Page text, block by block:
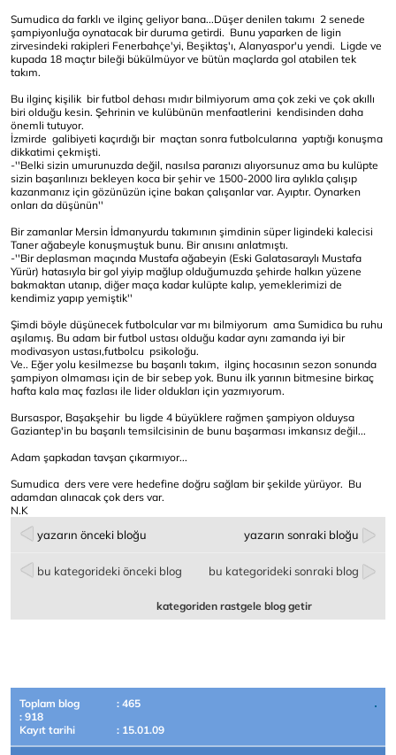
Sumudica da farklı ve ilginç geliyor bana...Düşer denilen takımı 2 senede
şampiyonluğa oynatacak bir duruma getirdi. Bunu yaparken de ligin
zirvesindeki rakipleri Fenerbahçe'yi, Beşiktaş'ı, Alanyaspor'u yendi. Ligde ve
kupada 18 maçtır bileği bükülmüyor ve bütün maçlarda gol atabilen tek
takım.
Bu ilginç kişilik bir futbol dehası mıdır bilmiyorum ama çok zeki ve çok akıllı
biri olduğu kesin. Şehrinin ve kulübünün menfaatlerini kendisinden daha
önemli tutuyor.
İzmirde galibiyeti kaçırdığı bir maçtan sonra futbolcularına yaptığı konuşma
dikkatimi çekmişti.
-''Belki sizin umurunuzda değil, nasılsa paranızı alıyorsunuz ama bu kulüpte
sizin başarılınızı bekleyen koca bir şehir ve 1500-2000 lira aylıkla çalışıp
kazanmanız için gözünüzün içine bakan çalışanlar var. Ayıptır. Oynarken
onları da düşünün''
Bir zamanlar Mersin İdmanyurdu takımının şimdinin süper ligindeki kalecisi
Taner ağabeyle konuşmuştuk bunu. Bir anısını anlatmıştı.
-''Bir deplasman maçında Mustafa ağabeyin (Eski Galatasaraylı Mustafa
Yürür) hatasıyla bir gol yiyip mağlup olduğumuzda şehirde halkın yüzene
bakmaktan utanıp, diğer maça kadar kulüpte kalıp, yemeklerimizi de
kendimiz yapıp yemiştik''
Şimdi böyle düşünecek futbolcular var mı bilmiyorum ama Sumidica bu ruhu
aşılamış. Bu adam bir futbol ustası olduğu kadar aynı zamanda iyi bir
modivasyon ustası,futbolcu psikoloğu.
Ve.. Eğer yolu kesilmezse bu başarılı takım, ilginç hocasının sezon sonunda
şampiyon olmaması için de bir sebep yok. Bunu ilk yarının bitmesine birkaç
hafta kala maç fazlası ile lider oldukları için yazmıyorum.
Bursaspor, Başakşehir bu ligde 4 büyüklere rağmen şampiyon olduysa
Gaziantep'in bu başarılı temsilcisinin de bunu başarması imkansız değil...
Adam şapkadan tavşan çıkarmıyor...
Sumudica ders vere vere hedefine doğru sağlam bir şekilde yürüyor. Bu
adamdan alınacak çok ders var.
N.K
yazarın önceki bloğu yazarın sonraki bloğu
bu kategorideki önceki blog bu kategorideki sonraki blog
kategoriden rastgele blog getir
Toplam blog
: 465
: 918
Kayıt tarihi
: 15.01.09